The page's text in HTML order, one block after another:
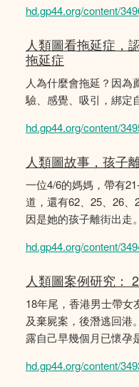
hd.gp44.org/content/
人類圖看拖延症，
拖延症
人為什麼會拖延？因為
驗、感覺、吸引，綁定
hd.gp44.org/content/
人類圖故事，孩子
一位4/6的媽媽，帶有
道，還有62、25、26
因是她的孩子離街出走。
hd.gp44.org/content/
人類圖案例研究：
18年尾，香港男士帶女
及棄屍案，後潛逃回港
露自己早幾個月已懷孕
hd.gp44.org/content/